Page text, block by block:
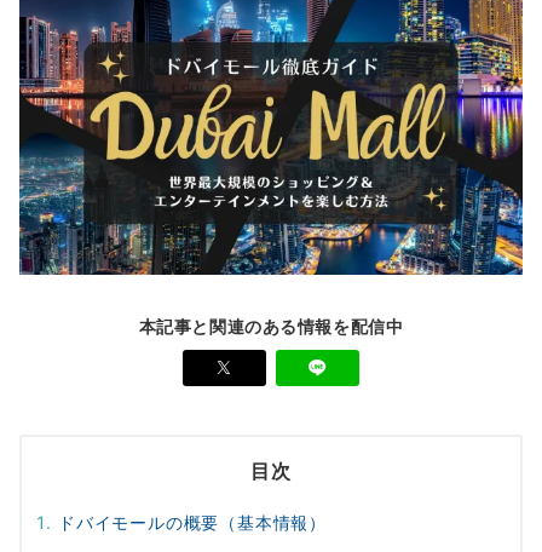
本記事と関連のある情報を配信中
目次
ドバイモールの概要（基本情報）